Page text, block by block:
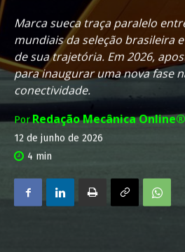
Marca sueca traça paralelo
mundiais da seleção brasileira
de sua trajetória. Em 2026,
para inaugurar uma nova fase
conectividade.
PorRedação Mecânica Online®
12 de junho de 2026
4 min